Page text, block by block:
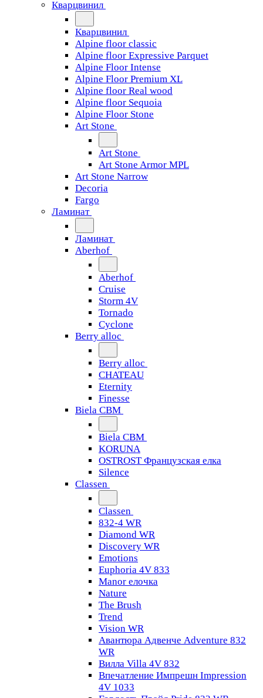
Кварцвинил
Кварцвинил
Alpine floor classic
Alpine floor Expressive Parquet
Alpine Floor Intense
Alpine Floor Premium XL
Alpine floor Real wood
Alpine floor Sequoia
Alpine Floor Stone
Art Stone
Art Stone
Art Stone Armor MPL
Art Stone Narrow
Decoria
Fargo
Ламинат
Ламинат
Aberhof
Aberhof
Cruise
Storm 4V
Tornado
Сyclone
Berry alloc
Berry alloc
CHATEAU
Eternity
Finesse
Biela CBM
Biela CBM
KORUNA
OSTROST Французская елка
Silence
Classen
Classen
832-4 WR
Diamond WR
Discovery WR
Emotions
Euphoria 4V 833
Manor елочка
Nature
The Brush
Trend
Vision WR
Авантюра Адвенче Adventure 832
WR
Вилла Villa 4V 832
Впечатление Импрешн Impression
4V 1033